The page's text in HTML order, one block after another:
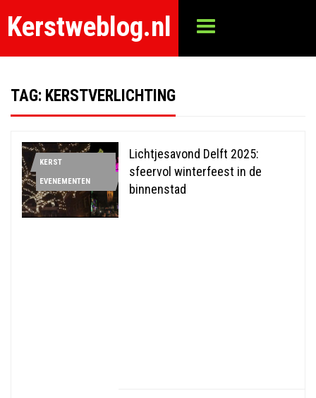
Kerstweblog.nl
TAG: KERSTVERLICHTING
KERST
EVENEMENTEN
Lichtjesavond Delft 2025:
sfeervol winterfeest in de
binnenstad